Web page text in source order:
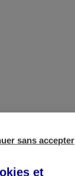
sans accepter
et